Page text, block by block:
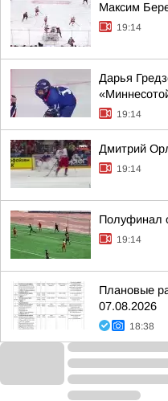
Максим
19:14
Дарья
19:14
Дмитрий
19:14
Полуфинал
19:14
Плановые
07.08.2026
18:38